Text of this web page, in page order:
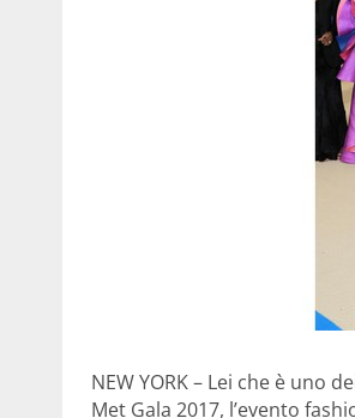
NEW YORK – Lei che è uno
Met Gala 2017, l’evento